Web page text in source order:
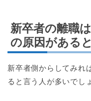
新卒者の離職
の原因がある
新卒者側からしてみれ
ると言う人が多いでし